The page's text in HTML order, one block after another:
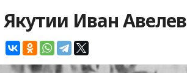
Иван Авелев